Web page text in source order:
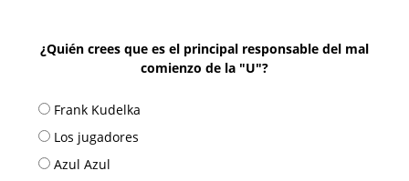
¿Quién crees que es el principal responsable del mal
comienzo de la "U"?
Frank Kudelka
Los jugadores
Azul Azul